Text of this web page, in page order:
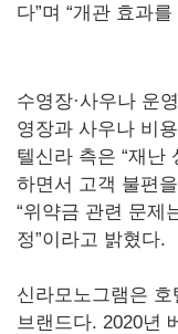
다”며 “개관 효과
수영장·사우나 운
영장과 사우나 비
텔신라 측은 “재난
하면서 고객 불편
“위약금 관련 문제
정”이라고 밝혔다.
신라모노그램은
브랜드다. 2020년